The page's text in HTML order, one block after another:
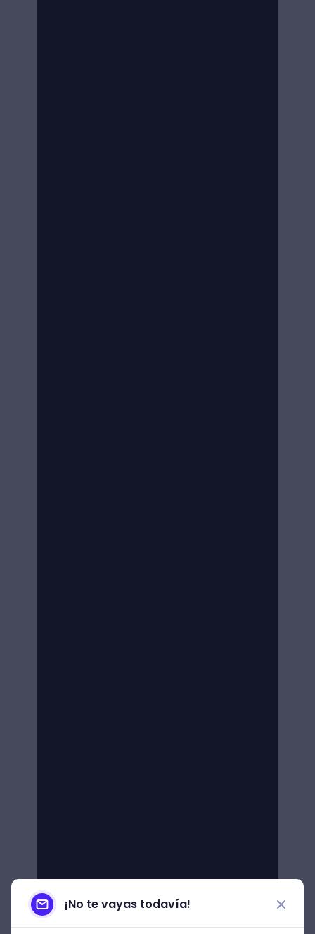
¡No te vayas todavía!